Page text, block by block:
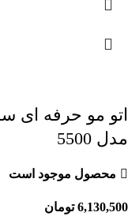
اتو مو حرفه
مدل 5500
محصول موجود است
6,130,500 تومان